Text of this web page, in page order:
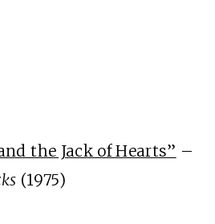
the Jack of Hearts” –
(1975)